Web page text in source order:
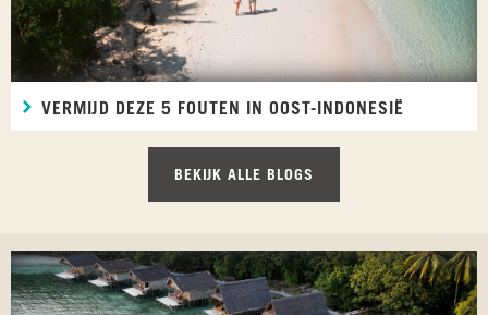
VERMIJD DEZE 5 FOUTEN IN OOST-INDONESIË
BEKIJK ALLE BLOGS